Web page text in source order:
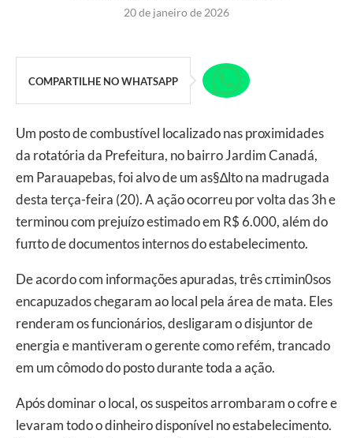
20 de janeiro de 2026
COMPARTILHE NO WHATSAPP
Um posto de combustível localizado nas proximidades
da rotatória da Prefeitura, no bairro Jardim Canadá,
em Parauapebas, foi alvo de um as§∆lto na madrugada
desta terça-feira (20). A ação ocorreu por volta das 3h e
terminou com prejuízo estimado em R$ 6.000, além do
fuπto de documentos internos do estabelecimento.
De acordo com informações apuradas, três cπimin0sos
encapuzados chegaram ao local pela área de mata. Eles
renderam os funcionários, desligaram o disjuntor de
energia e mantiveram o gerente como refém, trancado
em um cômodo do posto durante toda a ação.
Após dominar o local, os suspeitos arrombaram o cofre e
levaram todo o dinheiro disponível no estabelecimento.